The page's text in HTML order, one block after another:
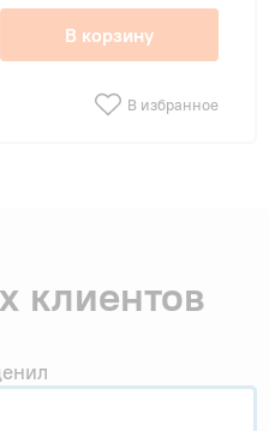
В корзину
В избранное
клиентов